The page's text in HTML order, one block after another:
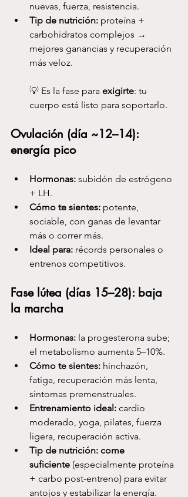
nuevas, fuerza, resistencia.
Tip de nutrición: proteína +
carbohidratos complejos →
mejores ganancias y recuperación
más veloz.
💡 Es la fase para exigirte: tu
cuerpo está listo para soportarlo.
Ovulación (día ~12–14):
energía pico
Hormonas: subidón de estrógeno
+ LH.
Cómo te sientes: potente,
sociable, con ganas de levantar
más o correr más.
Ideal para: récords personales o
entrenos competitivos.
Fase lútea (días 15–28): baja
la marcha
Hormonas: la progesterona sube;
el metabolismo aumenta 5–10%.
Cómo te sientes: hinchazón,
fatiga, recuperación más lenta,
síntomas premenstruales.
Entrenamiento ideal: cardio
moderado, yoga, pilates, fuerza
ligera, recuperación activa.
Tip de nutrición: come
suficiente (especialmente proteína
+ carbo post-entreno) para evitar
antojos y estabilizar la energía.